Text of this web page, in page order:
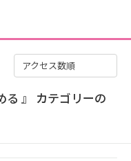
アクセス数順
る 』 カテゴリーの